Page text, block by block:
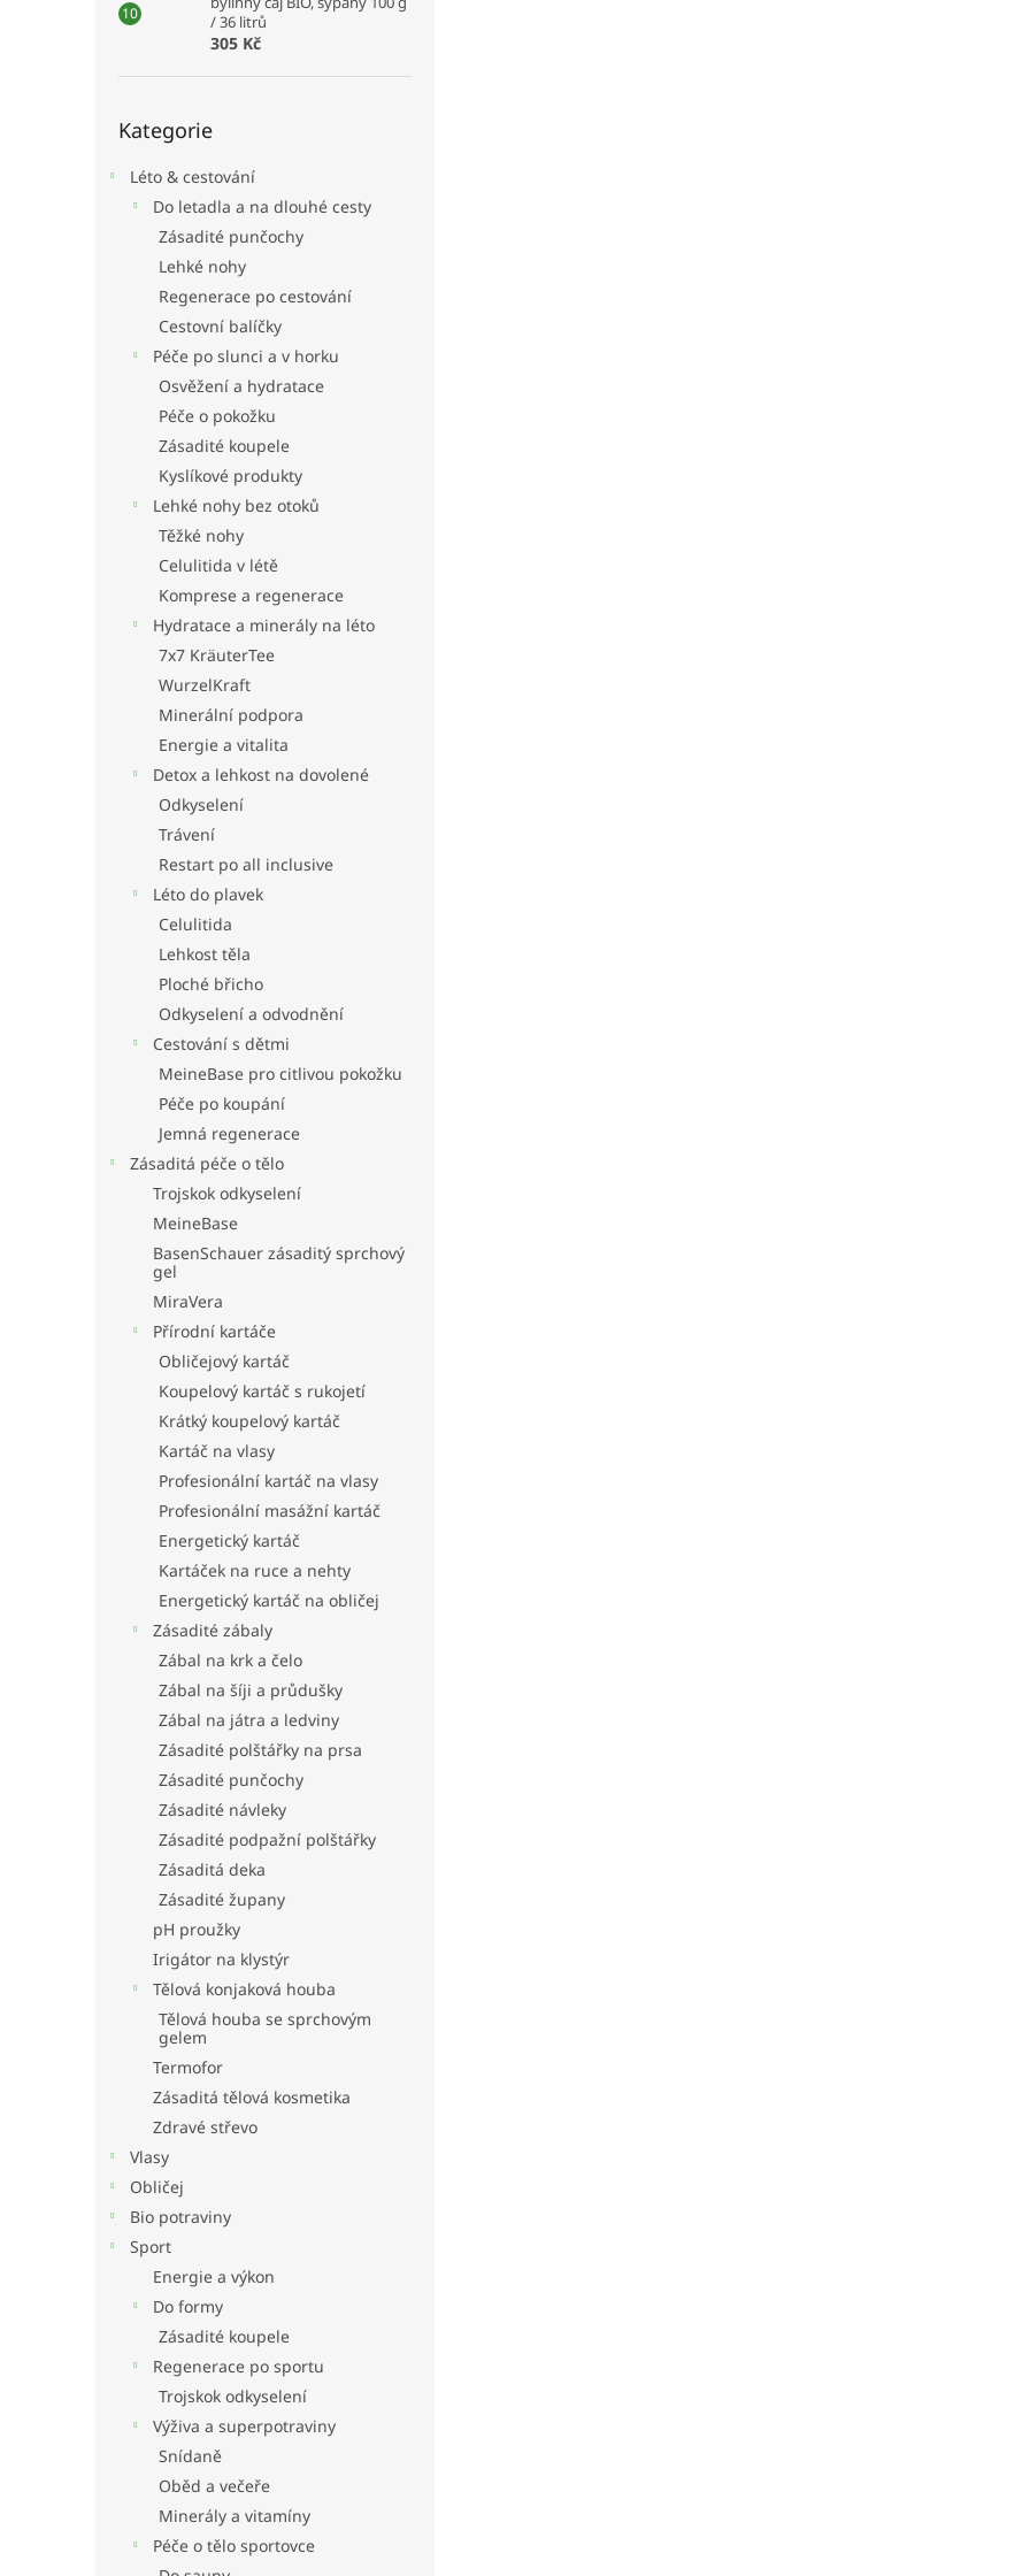
/ 36 litrů
305 Kč
kategorie
Kategorie
Léto & cestování
Do letadla a na dlouhé cesty
Zásadité punčochy
Lehké nohy
Regenerace po cestování
Cestovní balíčky
Péče po slunci a v horku
Osvěžení a hydratace
Péče o pokožku
Zásadité koupele
Kyslíkové produkty
Lehké nohy bez otoků
Těžké nohy
Celulitida v létě
Komprese a regenerace
Hydratace a minerály na léto
7x7 KräuterTee
WurzelKraft
Minerální podpora
Energie a vitalita
Detox a lehkost na dovolené
Odkyselení
Trávení
Restart po all inclusive
Léto do plavek
Celulitida
Lehkost těla
Ploché břicho
Odkyselení a odvodnění
Cestování s dětmi
MeineBase pro citlivou pokožku
Péče po koupání
Jemná regenerace
Zásaditá péče o tělo
Trojskok odkyselení
MeineBase
BasenSchauer zásaditý sprchový
gel
MiraVera
Přírodní kartáče
Obličejový kartáč
Koupelový kartáč s rukojetí
Krátký koupelový kartáč
Kartáč na vlasy
Profesionální kartáč na vlasy
Profesionální masážní kartáč
Energetický kartáč
Kartáček na ruce a nehty
Energetický kartáč na obličej
Zásadité zábaly
Zábal na krk a čelo
Zábal na šíji a průdušky
Zábal na játra a ledviny
Zásadité polštářky na prsa
Zásadité punčochy
Zásadité návleky
Zásadité podpažní polštářky
Zásaditá deka
Zásadité župany
pH proužky
Irigátor na klystýr
Tělová konjaková houba
Tělová houba se sprchovým
gelem
Termofor
Zásaditá tělová kosmetika
Zdravé střevo
Vlasy
Obličej
Bio potraviny
Sport
Energie a výkon
Do formy
Zásadité koupele
Regenerace po sportu
Trojskok odkyselení
Výživa a superpotraviny
Snídaně
Oběd a večeře
Minerály a vitamíny
Péče o tělo sportovce